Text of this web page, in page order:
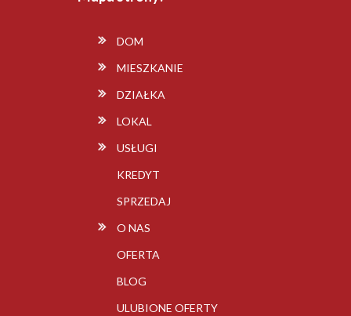
DOM
MIESZKANIE
DZIAŁKA
LOKAL
USŁUGI
KREDYT
SPRZEDAJ
O NAS
OFERTA
BLOG
ULUBIONE OFERTY